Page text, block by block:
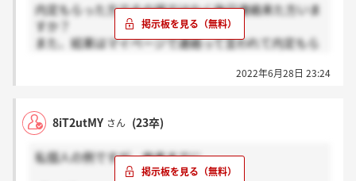
内定もらった方でその場ではなく後日連絡来た方いま
すか？
また、結果はマイページで連絡って言われて内定もら
2022年6月28日 23:24
8iT2utMY さん (23卒)
私個人の例ですが、参考までに。